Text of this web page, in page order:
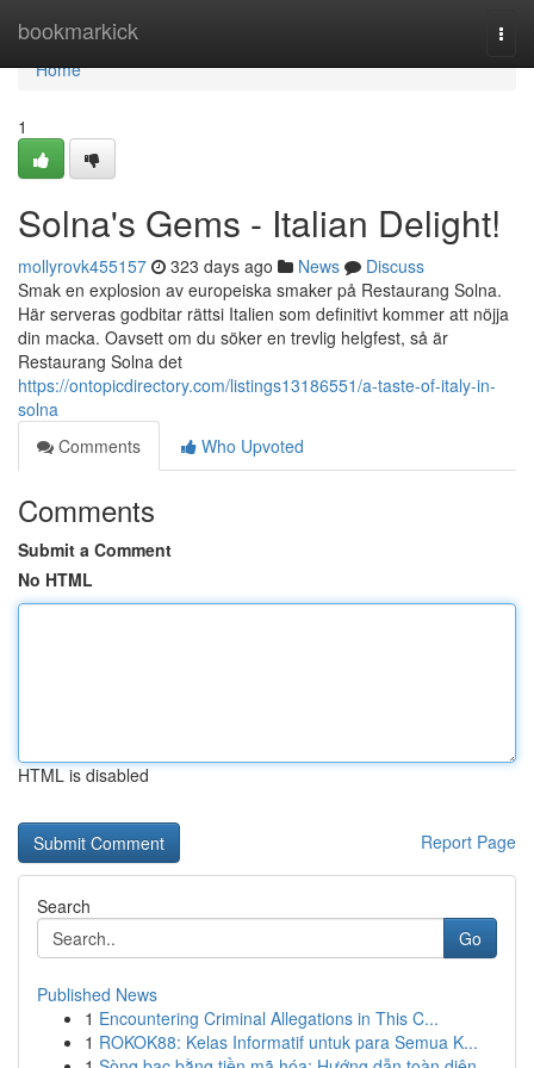
bookmarkick
Home
Home
1
Solna's Gems - Italian Delight!
mollyrovk455157 323 days ago News
Discuss
Smak en explosion av europeiska smaker på Restaurang Solna.
Här serveras godbitar rättsi Italien som definitivt kommer att nöjja
din macka. Oavsett om du söker en trevlig helgfest, så är
Restaurang Solna det
https://ontopicdirectory.com/listings13186551/a-taste-of-italy-in-
solna
Comments
Who Upvoted
Comments
Submit a Comment
No HTML
HTML is disabled
Report Page
Search
Go
Published News
1 Encountering Criminal Allegations in This C...
1 ROKOK88: Kelas Informatif untuk para Semua K...